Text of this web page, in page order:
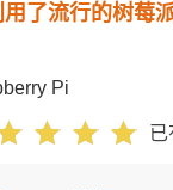
了流行的树莓
Pi
已